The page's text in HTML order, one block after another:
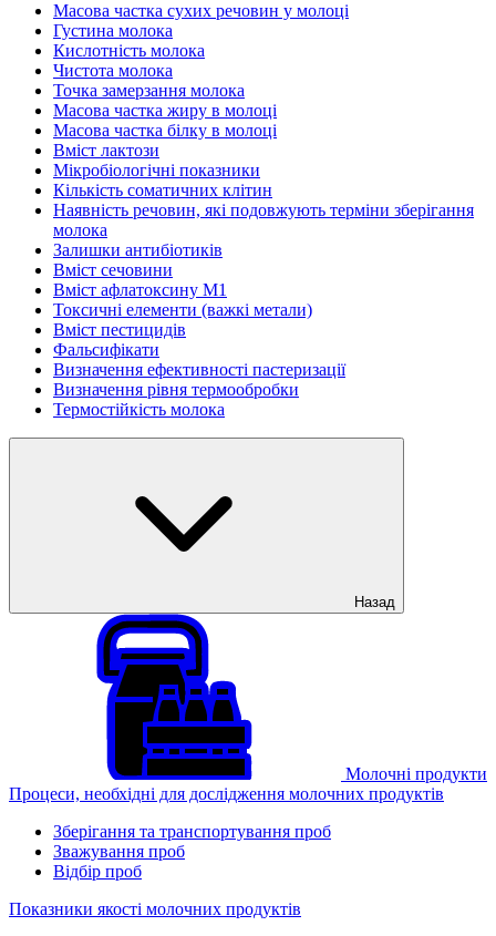
Масова частка сухих речовин у молоці
Густина молока
Кислотність молока
Чистота молока
Точка замерзання молока
Масова частка жиру в молоці
Масова частка білку в молоці
Вміст лактози
Мікробіологічні показники
Кількість соматичних клітин
Наявність речовин, які подовжують терміни зберігання
молока
Залишки антибіотиків
Вміст сечовини
Вміст афлатоксину М1
Токсичні елементи (важкі метали)
Вміст пестицидів
Фальсифікати
Визначення ефективності пастеризації
Визначення рівня термообробки
Термостійкість молока
Назад
Молочні продукти
Процеси, необхідні для дослідження молочних продуктів
Зберігання та транспортування проб
Зважування проб
Відбір проб
Показники якості молочних продуктів